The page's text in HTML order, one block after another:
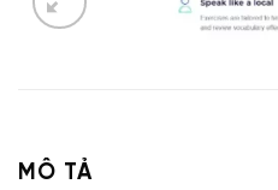
MÔ TẢ